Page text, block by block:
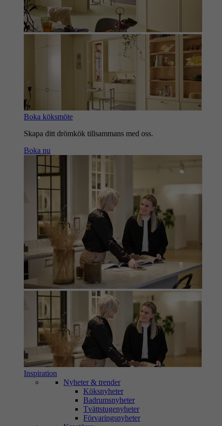
Boka köksmöte
Skapa ditt drömkök tillsammans med oss.
Boka nu
Inspiration
Nyheter & trender
Köksnyheter
Badrumsnyheter
Tvättstugenyheter
Förvaringsnyheter